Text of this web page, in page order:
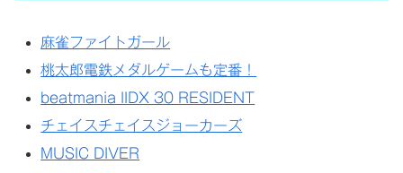
麻雀ファイトガール
桃太郎電鉄メダルゲームも定番！
beatmania IIDX 30 RESIDENT
チェイスチェイスジョーカーズ
MUSIC DIVER